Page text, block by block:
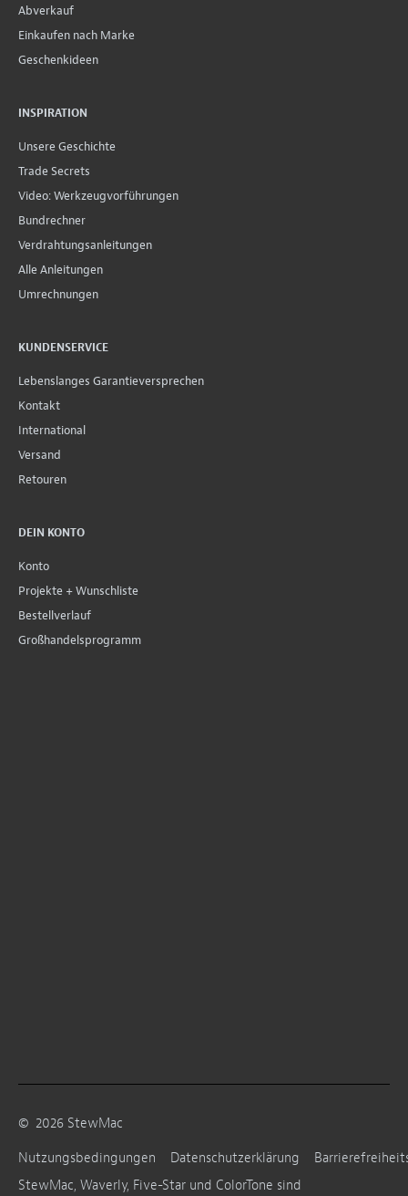
Abverkauf
Einkaufen nach Marke
Geschenkideen
INSPIRATION
Unsere Geschichte
Trade Secrets
Video: Werkzeugvorführungen
Bundrechner
Verdrahtungsanleitungen
Alle Anleitungen
Umrechnungen
KUNDENSERVICE
Lebenslanges Garantieversprechen
Kontakt
International
Versand
Retouren
DEIN KONTO
Konto
Projekte + Wunschliste
Bestellverlauf
Großhandelsprogramm
© 2026 StewMac
Nutzungsbedingungen
Datenschutzerklärung
StewMac, Waverly, Five-Star und ColorTone sind